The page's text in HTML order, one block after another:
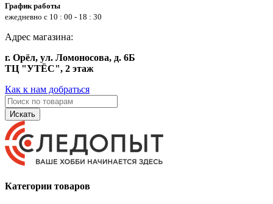
График работы
ежедневно с 10 : 00 - 18 : 30
Адрес магазина:
г. Орёл, ул. Ломоносова, д. 6Б
ТЦ "УТЁС", 2 этаж
Как к нам добраться
Искать
Категории товаров